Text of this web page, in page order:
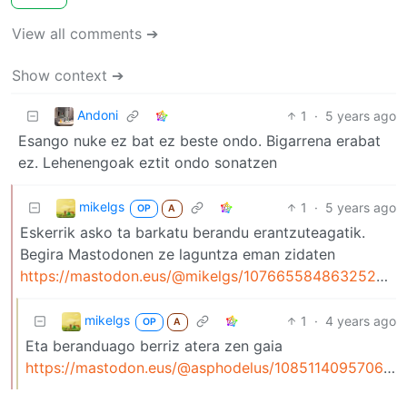
View all comments ➔
Show context ➔
Andoni 1 · 5 years ago
Esango nuke ez bat ez beste ondo. Bigarrena erabat
ez. Lehenengoak eztit ondo sonatzen
mikelgs OP A 1 · 5 years ago
Eskerrik asko ta barkatu berandu erantzuteagatik.
Begira Mastodonen ze laguntza eman zidaten
https://mastodon.eus/@mikelgs/107665584863252006
mikelgs OP A 1 · 4 years ago
Eta beranduago berriz atera zen gaia
https://mastodon.eus/@asphodelus/108511409570663095